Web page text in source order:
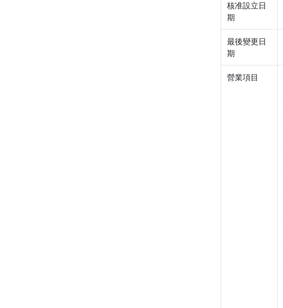
核准設立日
期
最後變更日
期
營業項目